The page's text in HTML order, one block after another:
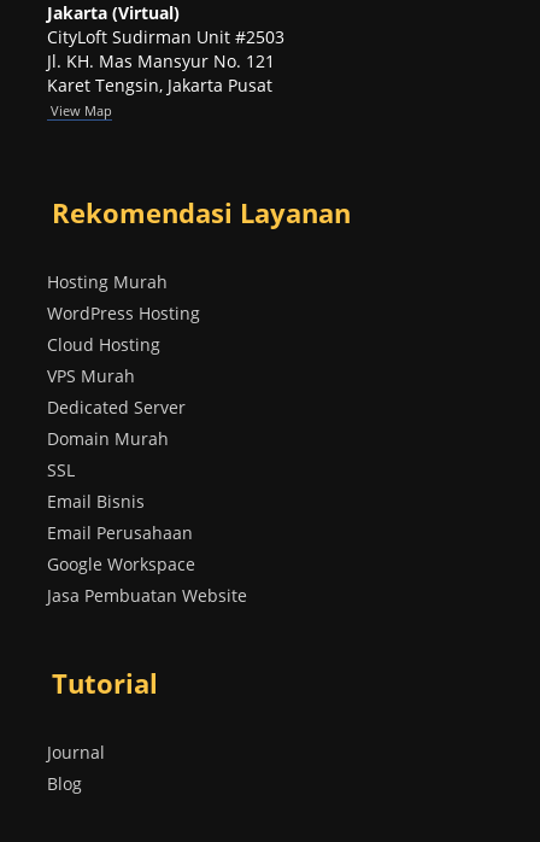
Jakarta (Virtual)
CityLoft Sudirman Unit #2503
Jl. KH. Mas Mansyur No. 121
Karet Tengsin, Jakarta Pusat
View Map
Rekomendasi Layanan
Hosting Murah
WordPress Hosting
Cloud Hosting
VPS Murah
Dedicated Server
Domain Murah
SSL
Email Bisnis
Email Perusahaan
Google Workspace
Jasa Pembuatan Website
Tutorial
Journal
Blog